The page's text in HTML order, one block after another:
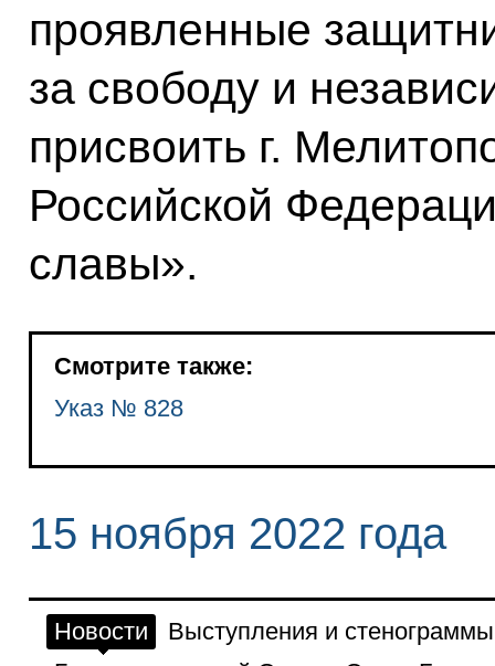
проявленные
за свободу и
присвоить г.
Российской
славы».
Смотрите также:
Указ № 828
15 ноября 2022 года
Новости
Выступления и стенограммы